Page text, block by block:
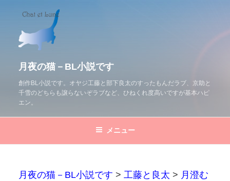
月夜の猫－BL小説です
創作BL小説です。オヤジ工藤と部下良太のすったもんだラブ、京助と
千雪のどちらも譲らないぞラブなど、ひねくれ度高いですが基本ハピ
エン。
メニュー
月夜の猫－BL小説です > 工藤と良太 > 月澄む